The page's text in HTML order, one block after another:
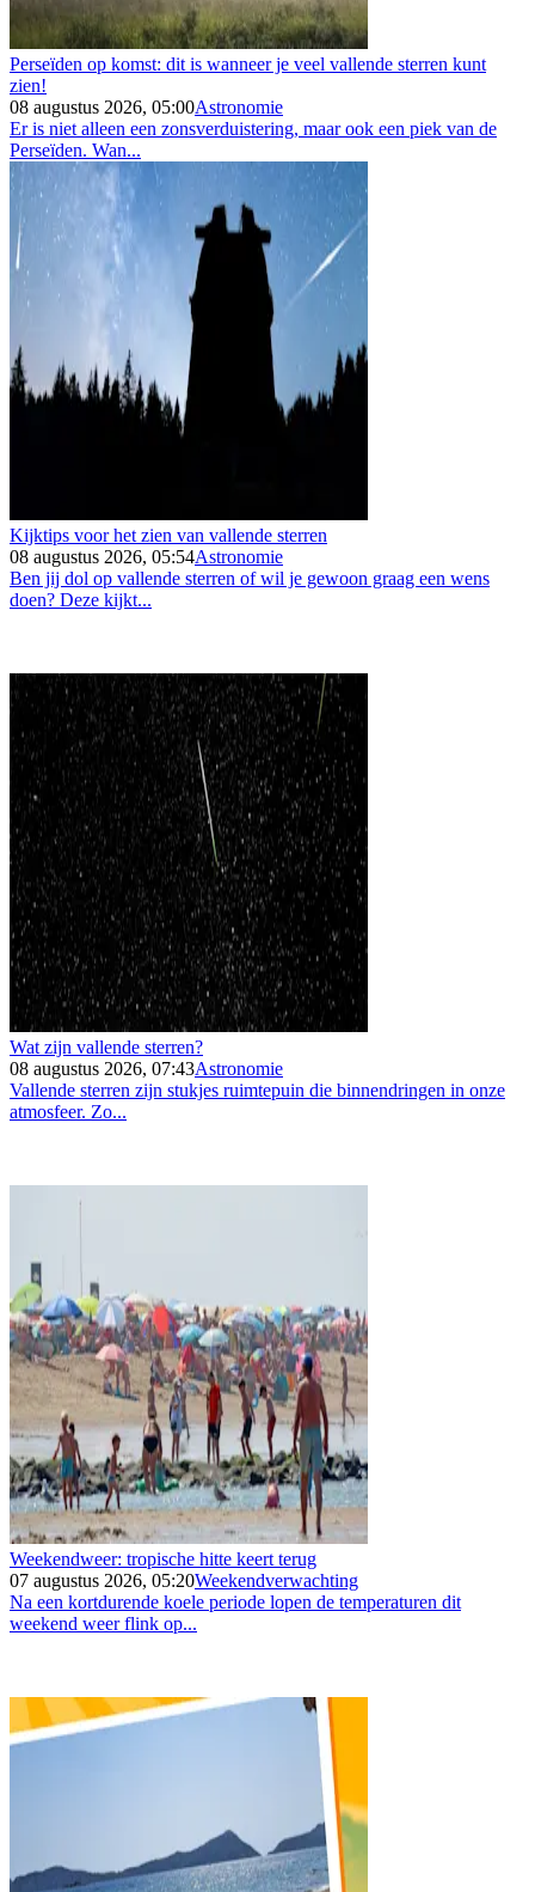
Perseïden op komst: dit is wanneer je veel vallende sterren kunt
zien!
08 augustus 2026, 05:00Astronomie
Er is niet alleen een zonsverduistering, maar ook een piek van de
Perseïden. Wan...
Kijktips voor het zien van vallende sterren
08 augustus 2026, 05:54Astronomie
Ben jij dol op vallende sterren of wil je gewoon graag een wens
doen? Deze kijkt...
Wat zijn vallende sterren?
08 augustus 2026, 07:43Astronomie
Vallende sterren zijn stukjes ruimtepuin die binnendringen in onze
atmosfeer. Zo...
Weekendweer: tropische hitte keert terug
07 augustus 2026, 05:20Weekendverwachting
Na een kortdurende koele periode lopen de temperaturen dit
weekend weer flink op...